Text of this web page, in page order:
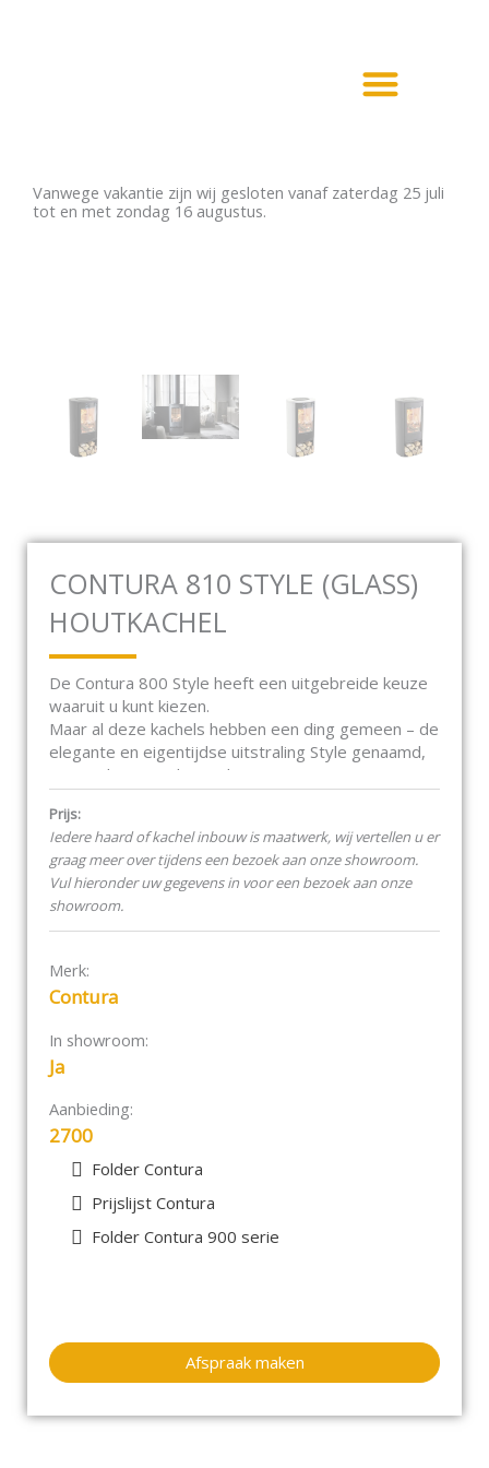
Vanwege vakantie zijn wij gesloten vanaf zaterdag 25 juli
tot en met zondag 16 augustus.
CONTURA 810 STYLE (GLASS)
HOUTKACHEL
De Contura 800 Style heeft een uitgebreide keuze
waaruit u kunt kiezen.
Maar al deze kachels hebben een ding gemeen – de
elegante en eigentijdse uitstraling Style genaamd,
een update van de eerdere Contura 800 serie.
Grotere en bredere ruiten, minder toevoegingen
en meer kleuropties zijn een paar van deze
aanpassingen van de nieuwe uitstraling.
Innovatieve functies zoals een automatische functie
voor een snelle ontbranding, een boost functie om
leven te blazen in nagloeiend as en een stille aslade
maken het onderhouden en aanmaken van het vuur
zoveel gemakkelijker.
Kortom een compacte kachel die makkelijk overal in
elk interieur geplaatst kan worden. Het basismodel
in deze serie is verkrijgbaar in grijs, wit en zwart,
en de vernieuwing naar Style betekent nu dat door
de deur kenmerken en bredere ruiten het vuur
beter zichtbaar wordt. Het rookkanaal kan op alle
modellen bovenop of aan de achterkant worden
aangesloten.
Prijs:
Iedere haard of kachel inbouw is maatwerk, wij vertellen u er
graag meer over tijdens een bezoek aan onze showroom.
Vul hieronder uw gegevens in voor een bezoek aan onze
showroom.
Merk:
Contura
In showroom:
Ja
Aanbieding:
2700
Folder Contura
Prijslijst Contura
Folder Contura 900 serie
Afspraak maken